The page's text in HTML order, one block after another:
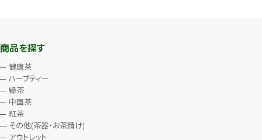
商品を探す
健康茶
ハーブティー
緑茶
中国茶
紅茶
その他(茶器・お茶請け)
アウトレット